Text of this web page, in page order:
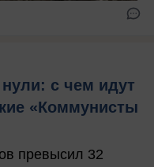
с чем идут
«Коммунисты
превысил 32